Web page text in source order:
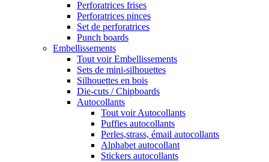
Perforatrices frises
Perforatrices pinces
Set de perforatrices
Punch boards
Embellissements
Tout voir Embellissements
Sets de mini-silhouettes
Silhouettes en bois
Die-cuts / Chipboards
Autocollants
Tout voir Autocollants
Puffies autocollants
Perles,strass, émail autocollants
Alphabet autocollant
Stickers autocollants